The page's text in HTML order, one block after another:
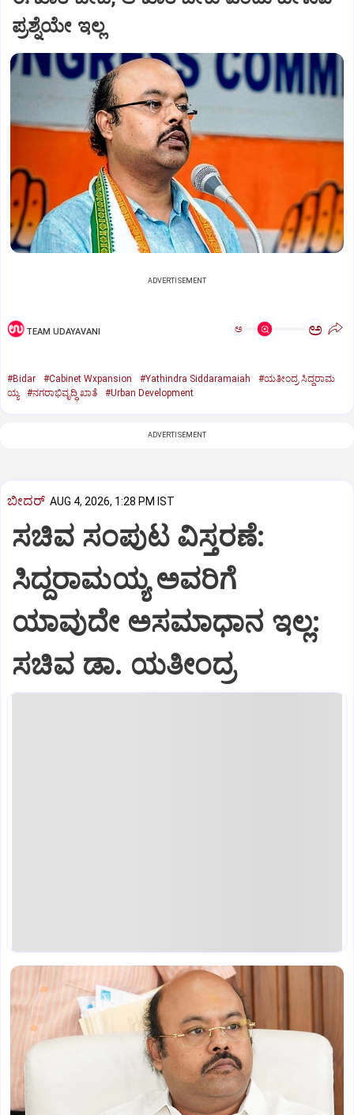
ಪ್ರಶ್ನೆಯೇ ಇಲ್ಲ
ADVERTISEMENT
TEAM UDAYAVANI ಅ ಅ
#Bidar #Cabinet Wxpansion #Yathindra Siddaramaiah
#ಯತೀಂದ್ರ ಸಿದ್ದರಾಮ
ಯ್ಯ
#ನಗರಾಭಿವೃದ್ಧಿ ಖಾತೆ #Urban Development
ADVERTISEMENT
ಬೀದರ್ AUG 4, 2026, 1:28 PM IST
ಸಚಿವ ಸಂಪುಟ ವಿಸ್ತರಣೆ:
ಸಿದ್ದರಾಮಯ್ಯ ಅವರಿಗೆ
ಯಾವುದೇ ಅಸಮಾಧಾನ ಇಲ್ಲ:
ಸಚಿವ ಡಾ. ಯತೀಂದ್ರ